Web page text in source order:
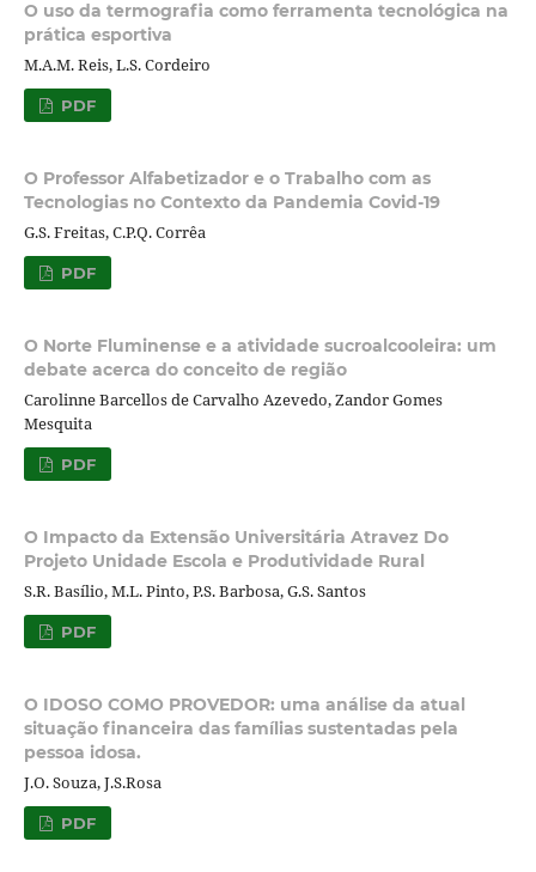
O uso da termografia como ferramenta tecnológica na
prática esportiva
M.A.M. Reis, L.S. Cordeiro
PDF
O Professor Alfabetizador e o Trabalho com as
Tecnologias no Contexto da Pandemia Covid-19
G.S. Freitas, C.P.Q. Corrêa
PDF
O Norte Fluminense e a atividade sucroalcooleira: um
debate acerca do conceito de região
Carolinne Barcellos de Carvalho Azevedo, Zandor Gomes
Mesquita
PDF
O Impacto da Extensão Universitária Atravez Do
Projeto Unidade Escola e Produtividade Rural
S.R. Basílio, M.L. Pinto, P.S. Barbosa, G.S. Santos
PDF
O IDOSO COMO PROVEDOR: uma análise da atual
situação financeira das famílias sustentadas pela
pessoa idosa.
J.O. Souza, J.S.Rosa
PDF